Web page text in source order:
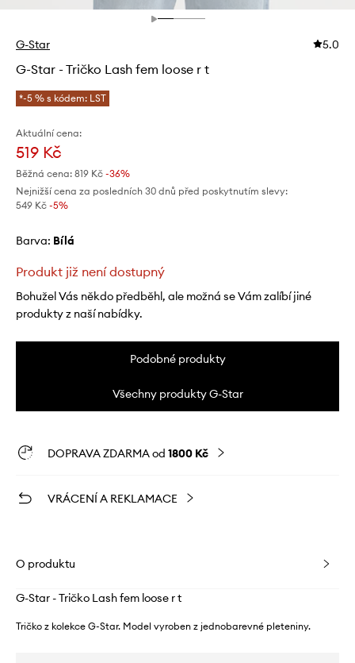
G-Star 5.0
G-Star - Tričko Lash fem loose r t
*-5 % s kódem: LST
Aktuální cena:
519 Kč
Běžná cena: 819 Kč -36%
Nejnižší cena za posledních 30 dnů před poskytnutím slevy:
549 Kč -5%
Barva: bílá
Produkt již není dostupný
Bohužel Vás někdo předběhl, ale možná se Vám zalíbí jiné
produkty z naší nabídky.
Podobné produkty
Všechny produkty G-Star
DOPRAVA ZDARMA od 1800 Kč
VRÁCENÍ A REKLAMACE
O produktu
G-Star - Tričko Lash fem loose r t
Tričko z kolekce G-Star. Model vyroben z jednobarevné pleteniny.